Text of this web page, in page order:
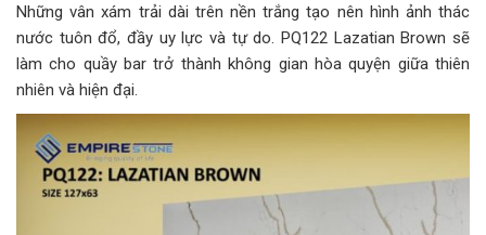
Những vân xám trải dài trên nền trắng tạo nên hình ảnh thác
nước tuôn đổ, đầy uy lực và tự do. PQ122 Lazatian Brown sẽ
làm cho quầy bar trở thành không gian hòa quyện giữa thiên
nhiên và hiện đại.